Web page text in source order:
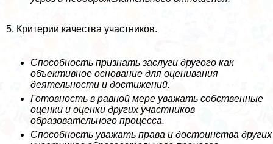
5. Критерии качества участников.
Способность признать заслуги другого как
объективное основание для оценивания
деятельности и достижений.
Готовность в равной мере уважать собственные
оценки и оценки других участников
образовательного процесса.
Способность уважать права и достоинства других